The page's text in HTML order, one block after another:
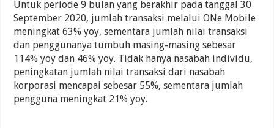
Untuk periode 9 bulan yang berakhir pada tanggal 30
September 2020, jumlah transaksi melalui ONe Mobile
meningkat 63% yoy, sementara jumlah nilai transaksi
dan penggunanya tumbuh masing-masing sebesar
114% yoy dan 46% yoy. Tidak hanya nasabah individu,
peningkatan jumlah nilai transaksi dari nasabah
korporasi mencapai sebesar 55%, sementara jumlah
pengguna meningkat 21% yoy.